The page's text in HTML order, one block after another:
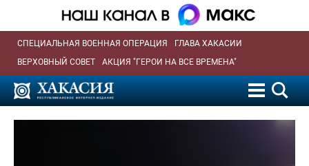
СПЕЦИАЛЬНАЯ ВОЕННАЯ ОПЕРАЦИЯ
ГЛАВА ХАКАСИИ
ВЕРХОВНЫЙ СОВЕТ
АКЦИЯ "ГЕРОИ НА ВСЕ ВРЕМЕНА"